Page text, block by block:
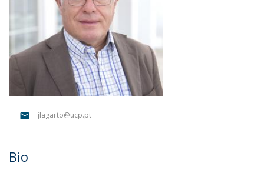
jlagarto@ucp.pt
Bio